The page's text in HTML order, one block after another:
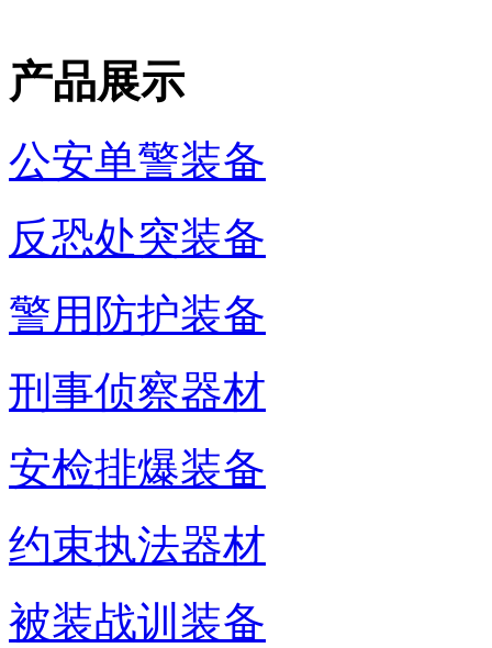
产品展示
公安单警装备
反恐处突装备
警用防护装备
刑事侦察器材
安检排爆装备
约束执法器材
被装战训装备